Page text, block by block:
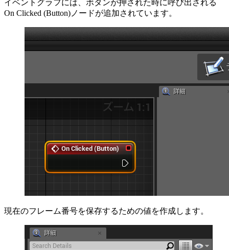
イベントグラフには、ボタンが押された時に呼び出される
On Clicked (Button)ノードが追加されています。
現在のフレーム番号を保存するための値を作成します。